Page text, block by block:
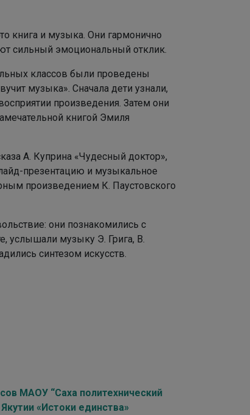
книга и музыка. Они гармонично
сильный эмоциональный отклик.
классов были проведены
музыка». Сначала дети узнали,
произведения. Затем они
книгой Эмиля
А. Куприна «Чудесный доктор»,
презентацию и музыкальное
произведением К. Паустовского
они познакомились с
услышали музыку Э. Грига, В.
синтезом искусств.
МАОУ “Саха политехнический
«Истоки единства»